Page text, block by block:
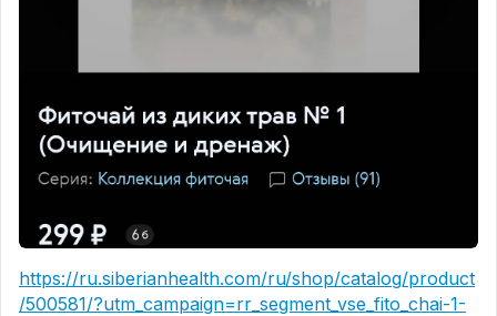
https://ru.siberianhealth.com/ru/shop/catalog/product
/500581/?utm_campaign=rr_segment_vse_fito_chai-1-